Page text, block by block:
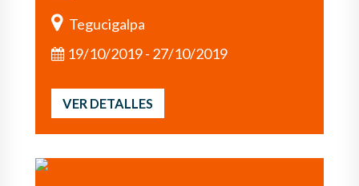
Tegucigalpa
19/10/2019 - 27/10/2019
VER DETALLES